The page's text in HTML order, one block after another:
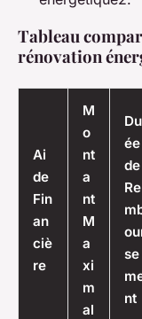
Tableau
rénovation
Ai
de
Fin
an
ciè
re
M
o
nt
a
nt
M
a
xi
m
al
ée
de
Re
se
nt